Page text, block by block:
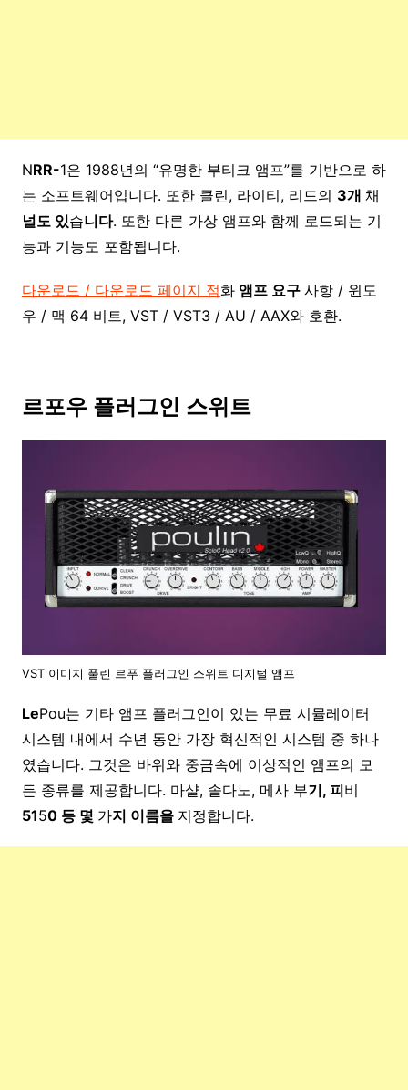
NRR-1은 1988년의 “유명한 부티크 앰프”를 기반으로 하
는 소프트웨어입니다. 또한 클린, 라이티, 리드의 3개 채
널도 있습니다. 또한 다른 가상 앰프와 함께 로드되는 기
능과 기능도 포함됩니다.
다운로드 / 다운로드 페이지 점화앰프 요구 사항 / 윈도
우 / 맥 64 비트, VST / VST3 / AU / AAX와 호환.
르포우 플러그인 스위트
VST 이미지 풀린 르푸 플러그인 스위트 디지털 앰프
LePou는 기타 앰프 플러그인이 있는 무료 시뮬레이터
시스템 내에서 수년 동안 가장 혁신적인 시스템 중 하나
였습니다. 그것은 바위와 중금속에 이상적인 앰프의 모
든 종류를 제공합니다. 마샬, 솔다노, 메사 부기, 피비
5150 등 몇 가지 이름을 지정합니다.